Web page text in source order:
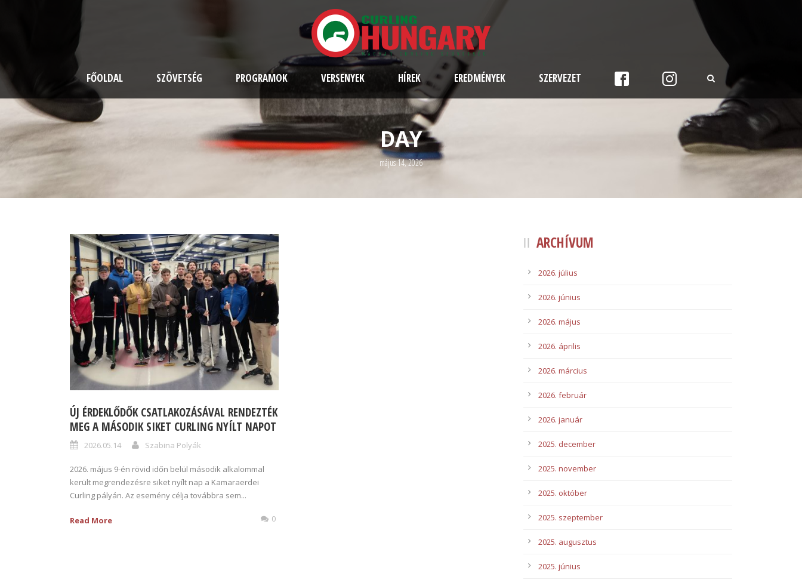
FŐOLDAL SZÖVETSÉG PROGRAMOK VERSENYEK HÍREK EREDMÉNYEK SZERVEZET
DAY
május 14, 2026
ÚJ ÉRDEKLŐDŐK CSATLAKOZÁSÁVAL RENDEZTÉK
MEG A MÁSODIK SIKET CURLING NYÍLT NAPOT
2026.05.14 Szabina Polyák
2026. május 9-én rövid időn belül második alkalommal
került megrendezésre siket nyílt nap a Kamaraerdei
Curling pályán. Az esemény célja továbbra sem...
Read More 0
ARCHÍVUM
2026. július
2026. június
2026. május
2026. április
2026. március
2026. február
2026. január
2025. december
2025. november
2025. október
2025. szeptember
2025. augusztus
2025. június